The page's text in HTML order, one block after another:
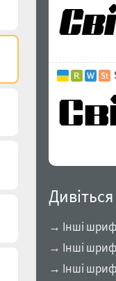
→ Інші
→ Інші
→ Інші